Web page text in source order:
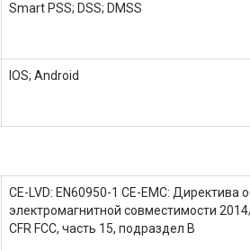
Smart PSS; DSS; DMSS
IOS; Android
CE-LVD: EN60950-1 CE-EMC: Директива
электромагнитной совместимости
CFR FCC, часть 15, подраздел B